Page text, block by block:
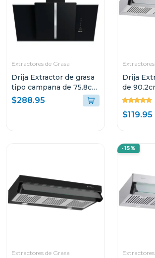
Extractores de Grasa
Drija Extractor de grasa
tipo campana de 75.8cm
acabado negro triangolo
$288.95
Drija
de
$119.95
Extractores de Grasa
-15%